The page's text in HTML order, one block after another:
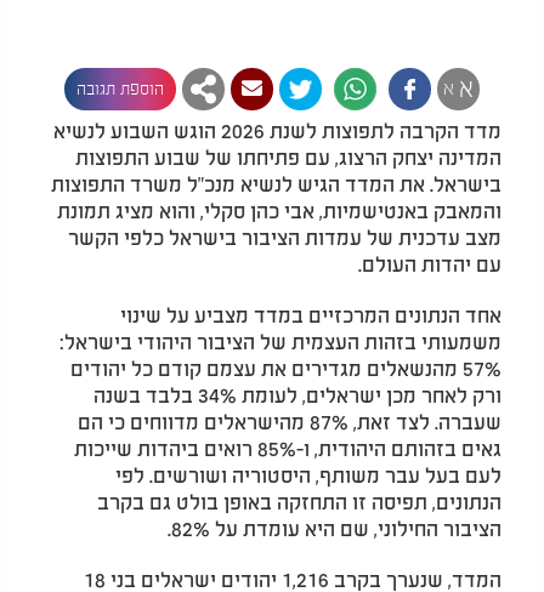
א א הוספת תגובה
מדד הקרבה לתפוצות לשנת 2026 הוגש השבוע לנשיא
המדינה יצחק הרצוג, עם פתיחתו של שבוע התפוצות
בישראל. את המדד הגיש לנשיא מנכ"ל משרד התפוצות
והמאבק באנטישמיות, אבי כהן סקלי, והוא מציג תמונת
מצב עדכנית של עמדות הציבור בישראל כלפי הקשר
עם יהדות העולם.
אחד הנתונים המרכזיים במדד מצביע על שינוי
משמעותי בזהות העצמית של הציבור היהודי בישראל:
57% מהנשאלים מגדירים את עצמם קודם כל יהודים
ורק לאחר מכן ישראלים, לעומת 34% בלבד בשנה
שעברה. לצד זאת, 87% מהישראלים מדווחים כי הם
גאים בזהותם היהודית, ו-85% רואים ביהדות שייכות
לעם בעל עבר משותף, היסטוריה ושורשים. לפי
הנתונים, תפיסה זו התחזקה באופן בולט גם בקרב
הציבור החילוני, שם היא עומדת על 82%.
המדד, שנערך בקרב 1,216 יהודים ישראלים בני 18